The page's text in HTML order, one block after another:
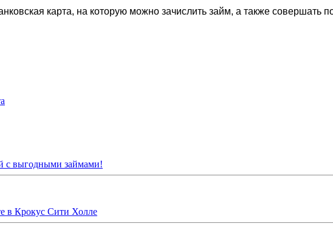
карта, на которую можно зачислить займ, а также совершать
с выгодными займами!
Крокус Сити Холле